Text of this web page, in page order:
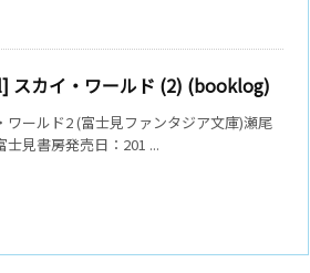
スカイ・ワールド (2) (booklog)
ワールド2 (富士見ファンタジア文庫)瀬尾
士見書房発売日：201 ...